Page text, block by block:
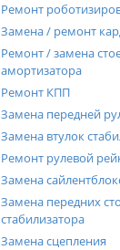
Ремонт
Замена / ремонт
Ремонт / замена
амортизатора
Ремонт КПП
Замена передней
Замена втулок
Ремонт рулевой
Замена
Замена передних
стабилизатора
Замена сцепления